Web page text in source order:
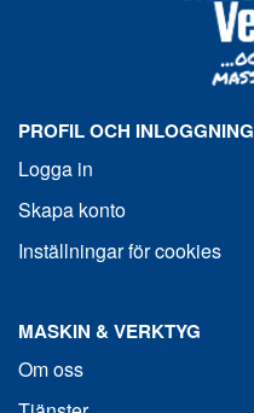
PROFIL OCH INLOGGNING
Logga in
Skapa konto
Inställningar för cookies
MASKIN & VERKTYG
Om oss